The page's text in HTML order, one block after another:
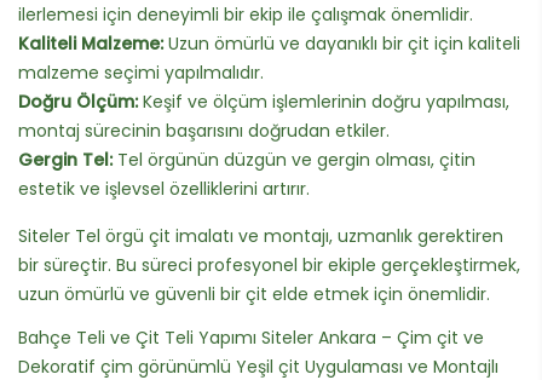
ilerlemesi için deneyimli bir ekip ile çalışmak önemlidir.
Kaliteli Malzeme:Uzun ömürlü ve dayanıklı bir çit için kaliteli
malzeme seçimi yapılmalıdır.
Doğru Ölçüm:Keşif ve ölçüm işlemlerinin doğru yapılması,
montaj sürecinin başarısını doğrudan etkiler.
Gergin Tel:Tel örgünün düzgün ve gergin olması, çitin
estetik ve işlevsel özelliklerini artırır.
Siteler Tel örgü çit imalatı ve montajı, uzmanlık gerektiren
bir süreçtir. Bu süreci profesyonel bir ekiple gerçekleştirmek,
uzun ömürlü ve güvenli bir çit elde etmek için önemlidir.
Bahçe Teli ve Çit Teli Yapımı Siteler Ankara – Çim çit ve
Dekoratif çim görünümlü Yeşil çit Uygulaması ve Montajlı